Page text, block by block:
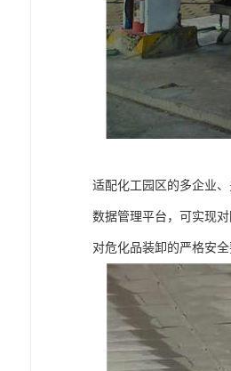
适配化工园区的多企业
数据管理平台，可实现
对危化品装卸的严格安